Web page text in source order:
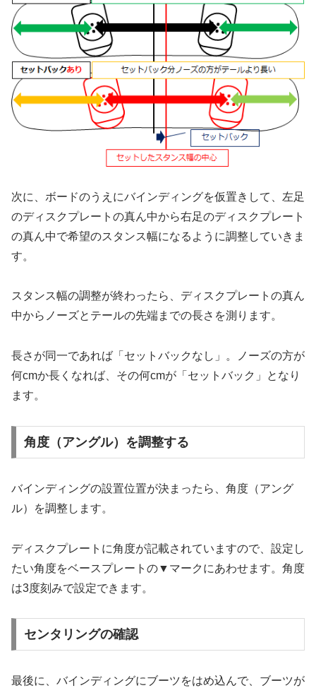
次に、ボードのうえにバインディングを仮置きして、左足
のディスクプレートの真ん中から右足のディスクプレート
の真ん中で希望のスタンス幅になるように調整していきま
す。
スタンス幅の調整が終わったら、ディスクプレートの真ん
中からノーズとテールの先端までの長さを測ります。
長さが同一であれば「セットバックなし」。ノーズの方が
何cmか長くなれば、その何cmが「セットバック」となり
ます。
角度（アングル）を調整する
バインディングの設置位置が決まったら、角度（アング
ル）を調整します。
ディスクプレートに角度が記載されていますので、設定し
たい角度をベースプレートの▼マークにあわせます。角度
は3度刻みで設定できます。
センタリングの確認
最後に、バインディングにブーツをはめ込んで、ブーツが